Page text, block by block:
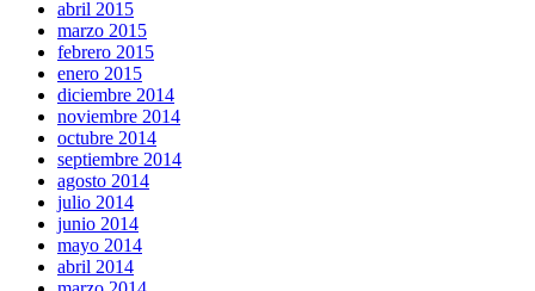
abril 2015
marzo 2015
febrero 2015
enero 2015
diciembre 2014
noviembre 2014
octubre 2014
septiembre 2014
agosto 2014
julio 2014
junio 2014
mayo 2014
abril 2014